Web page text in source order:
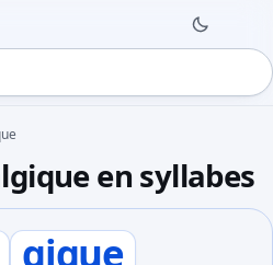
en syllabes
gique